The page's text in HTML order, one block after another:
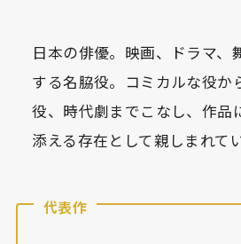
日本の俳優。映画、ドラマ、
する名脇役。コミカルな役か
役、時代劇までこなし、作品
添える存在として親しまれて
代表作